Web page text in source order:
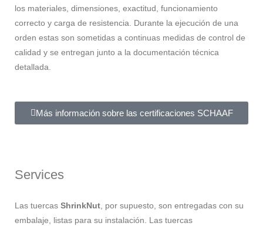
los materiales, dimensiones, exactitud, funcionamiento
correcto y carga de resistencia. Durante la ejecución de una
orden estas son sometidas a continuas medidas de control de
calidad y se entregan junto a la documentación técnica
detallada.
Más información sobre las certificaciones SCHAAF
Services
Las tuercas ShrinkNut , por supuesto, son entregadas con su
embalaje, listas para su instalación. Las tuercas